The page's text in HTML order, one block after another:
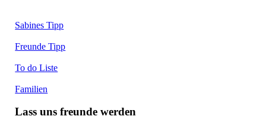
Sabines Tipp
Freunde Tipp
To do Liste
Familien
Lass uns freunde werden